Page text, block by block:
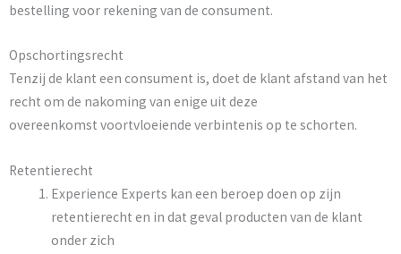
bestelling voor rekening van de consument.
Opschortingsrecht
Tenzij de klant een consument is, doet de klant afstand van het
recht om de nakoming van enige uit deze
overeenkomst voortvloeiende verbintenis op te schorten.
Retentierecht
Experience Experts kan een beroep doen op zijn
retentierecht en in dat geval producten van de klant
onder zich